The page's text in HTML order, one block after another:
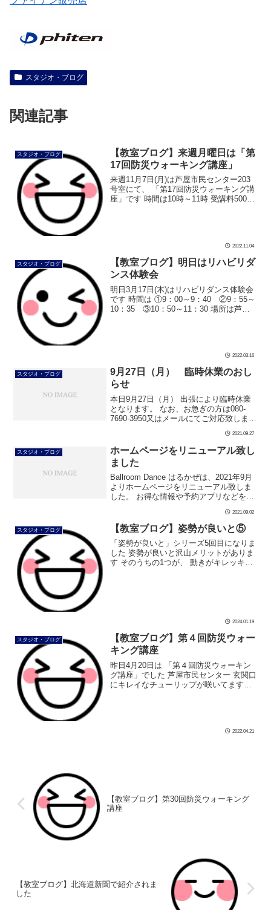
スタジオ・ブログ
関連記事
スタジオ・ブログ
【教室ブログ】来週月曜日は「第
17回防災ウォーキング講座」
来週11月7日(月)は芦屋市民センター203
号室にて、 「第17回防災ウォーキング講
座」です 時間は10時～11時 受講料500円
2022.11.04
スタジオ・ブログ
【教室ブログ】明日はリハビリダ
ンス体験会
明日3月17日(木)はリハビリダンス体験会
です 時間は ①9：00～9：40 ②9：55～
10：35 ③10：50～11：30 場所は芦屋
2022.03.16
スタジオ・ブログ
9月27日（月） 臨時休業のおし
らせ
本日9月27日（月） 出張により臨時休業
となります。 なお、お急ぎの方は080-
7690-3950又はメールにてご対応致しま
2021.09.27
スタジオ・ブログ
ホームページをリニューアル致し
ました
Ballroom Dance はるかぜは、2021年9月
よりホームページをリニューアル致しま
した。 お得な情報や予約アプリなどを導
す。 ぜひご利用ください。 今後もより多
くの方が楽しい […]
2021.09.02
スタジオ・ブログ 【教室ブログ】姿勢が良いと⑤
「姿勢が良いと」シリーズ5回目になりま
した 姿勢が良いと沢山メリットがありま
す そのうちの1つが、 動きがキレッキレ
2024.01.19
スタジオ・ブログ
【教室ブログ】第４回防災ウォー
キング講座
昨日4月20日は 「第４回防災ウォーキン
グ講座」でした 芦屋市民センター 玄関口
にキレイなチューリップが咲いてます🌷
2022.04.21
【教室ブログ】第30回防災ウォーキング
講座
【教室ブログ】北海道新聞で紹介されま
した